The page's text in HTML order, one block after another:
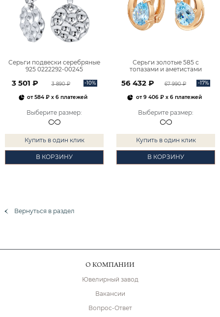
Серьги подвески серебряные
925 0222292-00245
3 501 ₽ 3 890 ₽ -10%
от584 ₽ x 6 платежей
Выберите размер:
Купить в один клик
В КОРЗИНУ
Серьги золотые 585 с
топазами и аметистами
56 432 ₽ 67 990 ₽ -17%
от9 406 ₽x 6 платежей
Выберите размер:
Купить в один клик
В КОРЗИНУ
Вернуться в раздел
О КОМПАНИИ
Ювелирный завод
Вакансии
Вопрос-Ответ